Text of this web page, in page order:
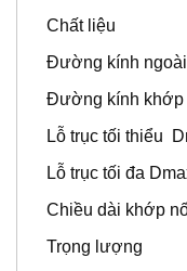
Chất liệu
Đường kính
Đường kính
Lỗ trục tối
Lỗ trục tối đa
Chiều dài
Trọng